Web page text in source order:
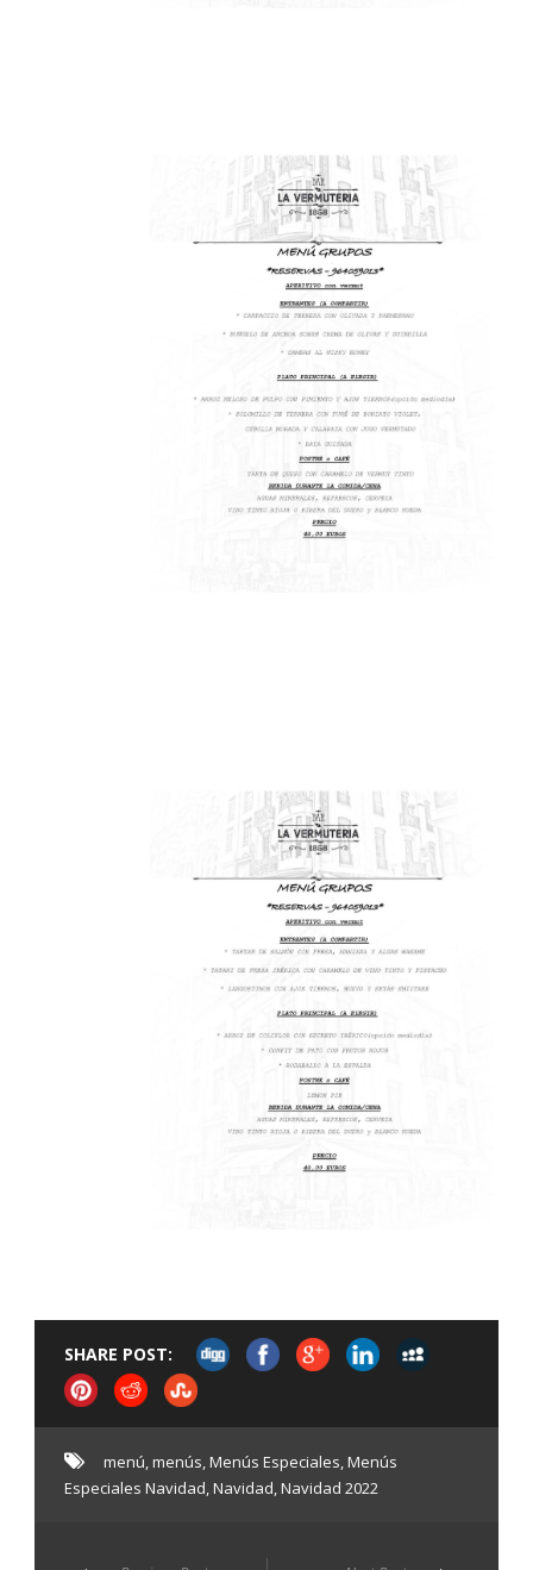
SHARE POST:
menú,menús,Menús Especiales,Menús
Especiales Navidad,Navidad,Navidad 2022